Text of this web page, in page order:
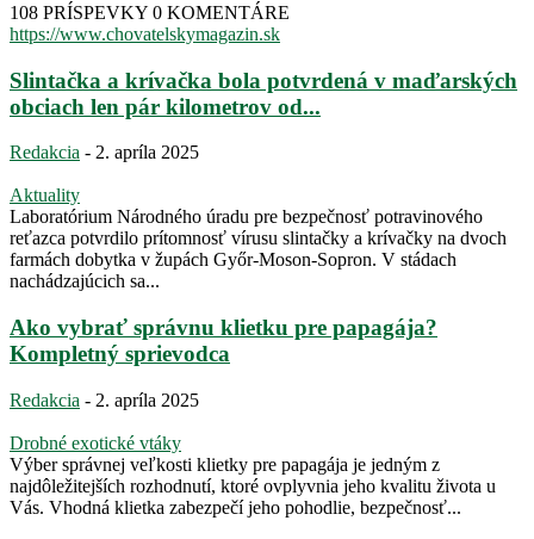
108 PRÍSPEVKY 0 KOMENTÁRE
https://www.chovatelskymagazin.sk
Slintačka a krívačka bola potvrdená v maďarských
obciach len pár kilometrov od...
Redakcia - 2. apríla 2025
Aktuality
Laboratórium Národného úradu pre bezpečnosť potravinového
reťazca potvrdilo prítomnosť vírusu slintačky a krívačky na dvoch
farmách dobytka v župách Győr-Moson-Sopron. V stádach
nachádzajúcich sa...
Ako vybrať správnu klietku pre papagája?
Kompletný sprievodca
Redakcia - 2. apríla 2025
Drobné exotické vtáky
Výber správnej veľkosti klietky pre papagája je jedným z
najdôležitejších rozhodnutí, ktoré ovplyvnia jeho kvalitu života u
Vás. Vhodná klietka zabezpečí jeho pohodlie, bezpečnosť...